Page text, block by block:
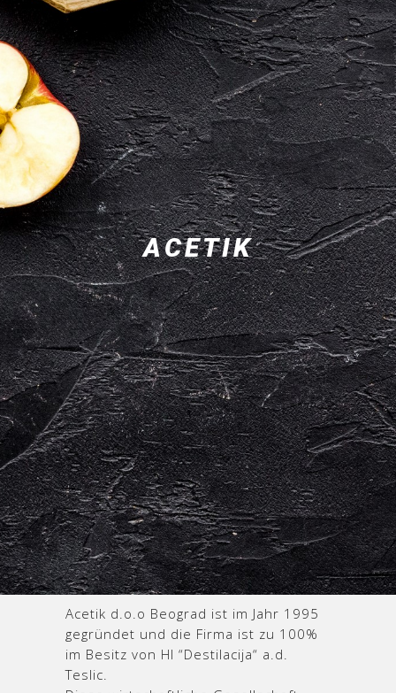
ACETIK
Acetik d.o.o Beograd ist im Jahr 1995
gegründet und die Firma ist zu 100%
im Besitz von HI “Destilacija“ a.d.
Teslic.